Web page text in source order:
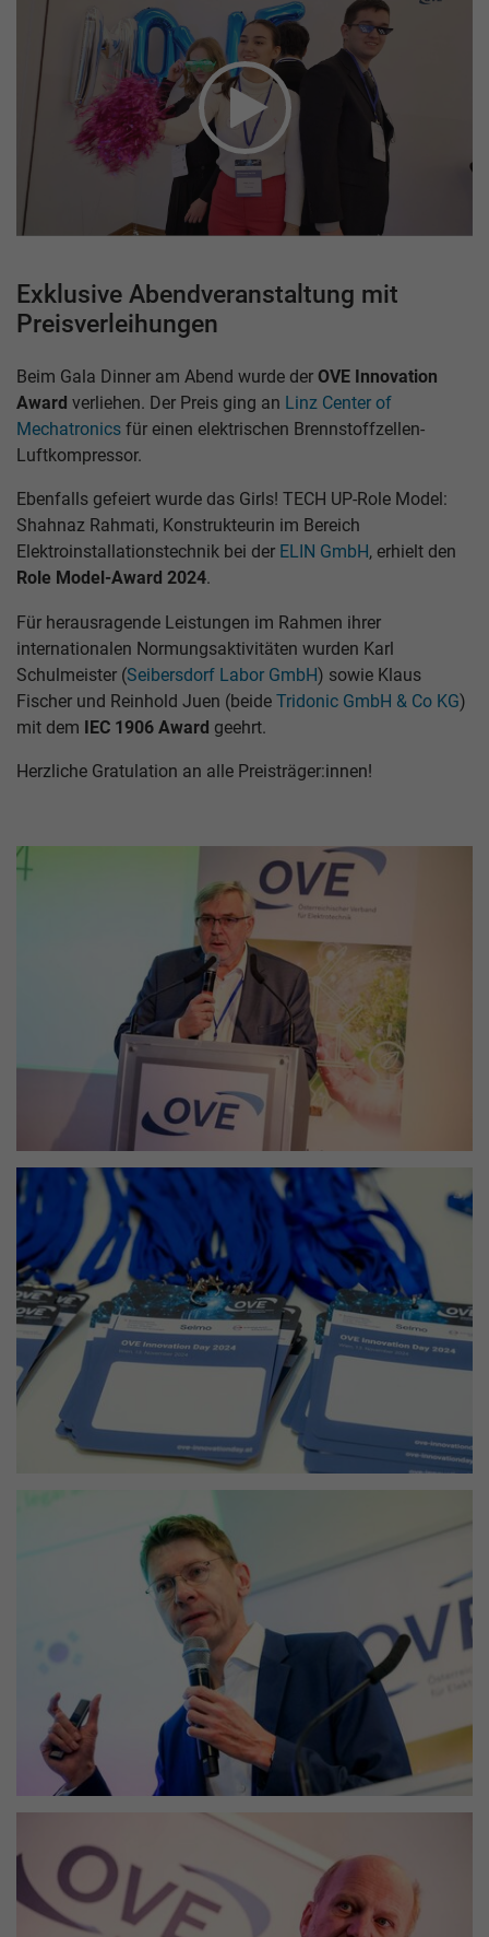
Exklusive Abendveranstaltung mit
Preisverleihungen
Beim Gala Dinner am Abend wurde der OVE Innovation
Award verliehen. Der Preis ging an Linz Center of
Mechatronics für einen elektrischen Brennstoffzellen-
Luftkompressor.
Ebenfalls gefeiert wurde das Girls! TECH UP-Role Model:
Shahnaz Rahmati, Konstrukteurin im Bereich
Elektroinstallationstechnik bei der ELIN GmbH, erhielt den
Role Model-Award 2024.
Für herausragende Leistungen im Rahmen ihrer
internationalen Normungsaktivitäten wurden Karl
Schulmeister (Seibersdorf Labor GmbH) sowie Klaus
Fischer und Reinhold Juen (beide Tridonic GmbH & Co KG)
mit dem IEC 1906 Award geehrt.
Herzliche Gratulation an alle Preisträger:innen!